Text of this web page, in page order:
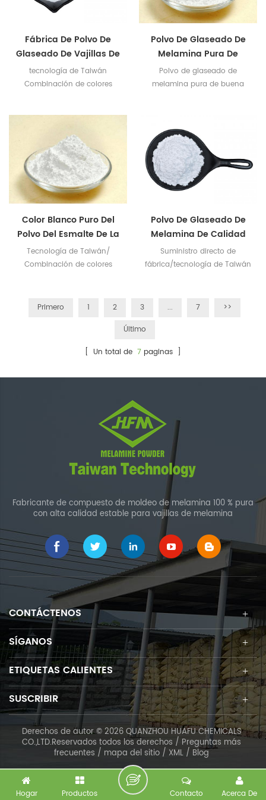
Fábrica De Polvo De
Glaseado De Vajillas De
Melamina De Alta
Pureza
tecnología de Taiwán
Combinación de colores
Polvo De Glaseado De
Melamina Pura De
Suministro De Fábrica
De Huafu
Polvo de glaseado de
melamina pura de buena
Color Blanco Puro Del
Polvo Del Esmalte De La
Melamina
Tecnología de Taiwán/
Combinación de colores
Polvo De Glaseado De
Melamina De Calidad
Alimentaria, Suministro
De Fábrica
Suministro directo de
fábrica/tecnología de Taiwán
Primero
1 2 3 ... 7
>>
Último
[ Un total de 7 paginas ]
Fabricante de compuesto de moldeo de melamina 100 % pura
con alta calidad estable para vajillas de melamina
CONTÁCTENOS
SÍGANOS
ETIQUETAS CALIENTES
SUSCRIBIR
Derechos de autor © 2026 QUANZHOU HUAFU CHEMICALS
CO.,LTD.Reservados todos los derechos / Preguntas más
frecuentes / mapa del sitio / XML / Blog
Hogar Productos Acerca De
Contacto